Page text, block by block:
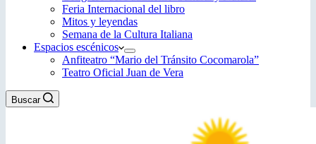
Feria Internacional del libro
Mitos y leyendas
Semana de la Cultura Italiana
Espacios escénicos
Anfiteatro “Mario del Tránsito Cocomarola”
Teatro Oficial Juan de Vera
Buscar